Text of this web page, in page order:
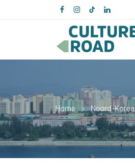
Home Noord-Korea